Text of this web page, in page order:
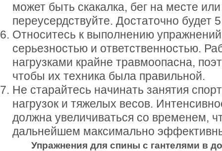
может быть скакалка, бег на месте
переусердствуйте. Достаточно будет
Относитесь к выполнению
серьезностью и ответственностью.
нагрузками крайне травмоопасна,
чтобы их техника была правильной.
Не старайтесь начинать занятия
нагрузок и тяжелых весов.
должна увеличиваться со временем,
дальнейшем максимально
Упражнения для спины с гантелями в